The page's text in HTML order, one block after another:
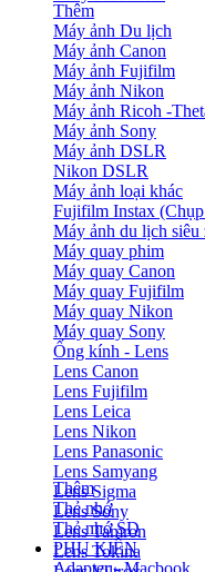
Thêm
Máy ảnh Du lịch
Máy ảnh Canon
Máy ảnh Fujifilm
Máy ảnh Nikon
Máy ảnh Ricoh -
Máy ảnh Sony
Máy ảnh DSLR
Nikon DSLR
Máy ảnh loại khác
Fujifilm Instax
Máy ảnh du lịch siêu
Máy quay phim
Máy quay Canon
Máy quay Fujifilm
Máy quay Nikon
Máy quay Sony
Ống kính - Lens
Lens Canon
Lens Fujifilm
Lens Leica
Lens Nikon
Lens Panasonic
Lens Samyang
Lens Sigma
Lens Sony
Lens Tamron
Lens Tokina
Thêm
Thẻ nhớ
Thẻ nhớ SD
PHỤ KIỆN
Adapter - Macbook